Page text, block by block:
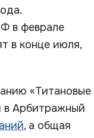
в феврале
в конце июля,
«Титановые
в Арбитражный
, а общая